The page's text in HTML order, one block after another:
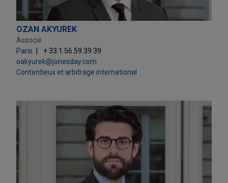
OZAN AKYUREK
Associé
Paris
+ 33.1.56.59.39.39
oakyurek@jonesday.com
Contentieux et arbitrage international